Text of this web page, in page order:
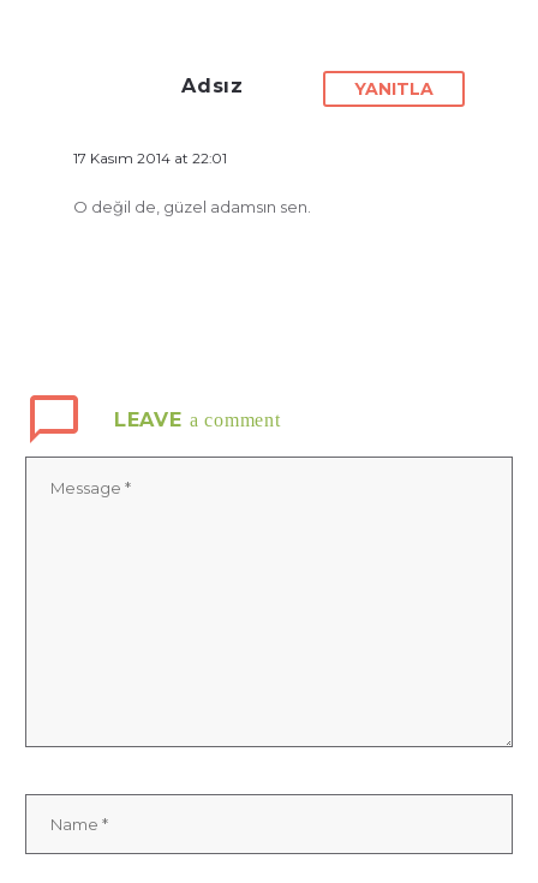
Adsız
17 Kasım 2014 at 22:01
YANITLA
O değil de, güzel adamsın sen.
LEAVE a comment